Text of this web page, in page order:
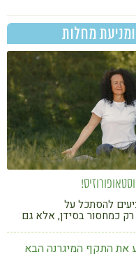
ומניעת מחלות
להסתכל על
רק כמחסור בסידן, אלא גם
על ספיגת הסידן ועל
את התקף המיגרנה הבא